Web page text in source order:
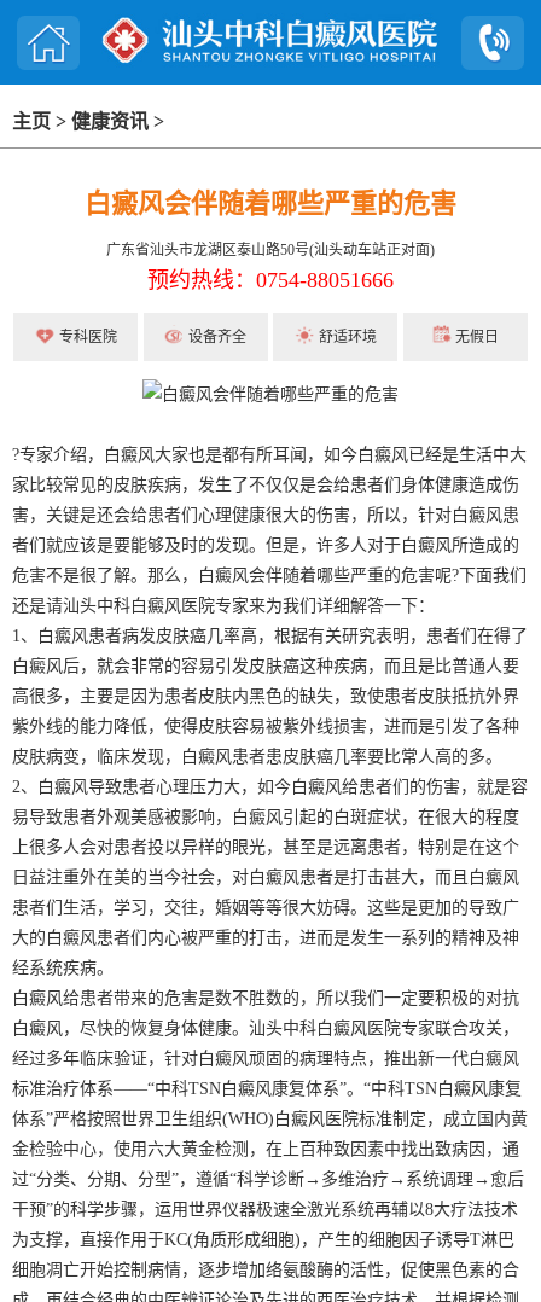
主页 > 健康资讯 >
白癜风会伴随着哪些严重的危害
广东省汕头市龙湖区泰山路50号(汕头动车站正对面)
预约热线：0754-88051666
专科医院 设备齐全 舒适环境 无假日
?专家介绍，白癜风大家也是都有所耳闻，如今白癜风已经是生活中大
家比较常见的皮肤疾病，发生了不仅仅是会给患者们身体健康造成伤
害，关键是还会给患者们心理健康很大的伤害，所以，针对白癜风患
者们就应该是要能够及时的发现。但是，许多人对于白癜风所造成的
危害不是很了解。那么，白癜风会伴随着哪些严重的危害呢?下面我们
还是请汕头中科白癜风医院专家来为我们详细解答一下：
1、白癜风患者病发皮肤癌几率高，根据有关研究表明，患者们在得了
白癜风后，就会非常的容易引发皮肤癌这种疾病，而且是比普通人要
高很多，主要是因为患者皮肤内黑色的缺失，致使患者皮肤抵抗外界
紫外线的能力降低，使得皮肤容易被紫外线损害，进而是引发了各种
皮肤病变，临床发现，白癜风患者患皮肤癌几率要比常人高的多。
2、白癜风导致患者心理压力大，如今白癜风给患者们的伤害，就是容
易导致患者外观美感被影响，白癜风引起的白斑症状，在很大的程度
上很多人会对患者投以异样的眼光，甚至是远离患者，特别是在这个
日益注重外在美的当今社会，对白癜风患者是打击甚大，而且白癜风
患者们生活，学习，交往，婚姻等等很大妨碍。这些是更加的导致广
大的白癜风患者们内心被严重的打击，进而是发生一系列的精神及神
经系统疾病。
白癜风给患者带来的危害是数不胜数的，所以我们一定要积极的对抗
白癜风，尽快的恢复身体健康。汕头中科白癜风医院专家联合攻关，
经过多年临床验证，针对白癜风顽固的病理特点，推出新一代白癜风
标准治疗体系——“中科TSN白癜风康复体系”。“中科TSN白癜风康复
体系”严格按照世界卫生组织(WHO)白癜风医院标准制定，成立国内黄
金检验中心，使用六大黄金检测，在上百种致因素中找出致病因，通
过“分类、分期、分型”，遵循“科学诊断→多维治疗→系统调理→愈后
干预”的科学步骤，运用世界仪器极速全激光系统再辅以8大疗法技术
为支撑，直接作用于KC(角质形成细胞)，产生的细胞因子诱导T淋巴
细胞凋亡开始控制病情，逐步增加络氨酸酶的活性，促使黑色素的合